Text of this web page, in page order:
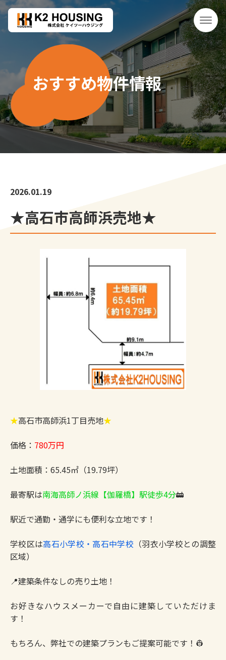
おすすめ物件情報
2026.01.19
★高石市高師浜売地★
★高石市高師浜1丁目売地★
価格： 780万円
土地面積：65.45㎡（19.79坪）
最寄駅は南海高師ノ浜線【伽羅橋】駅徒歩4分🚋
駅近で通勤・通学にも便利な立地です！
学校区は高石小学校・高石中学校 （羽衣小学校との調整
区域）
📍建築条件なしの売り土地！
お好きなハウスメーカーで自由に建築していただけま
す！
もちろん、弊社での建築プランもご提案可能です！👷